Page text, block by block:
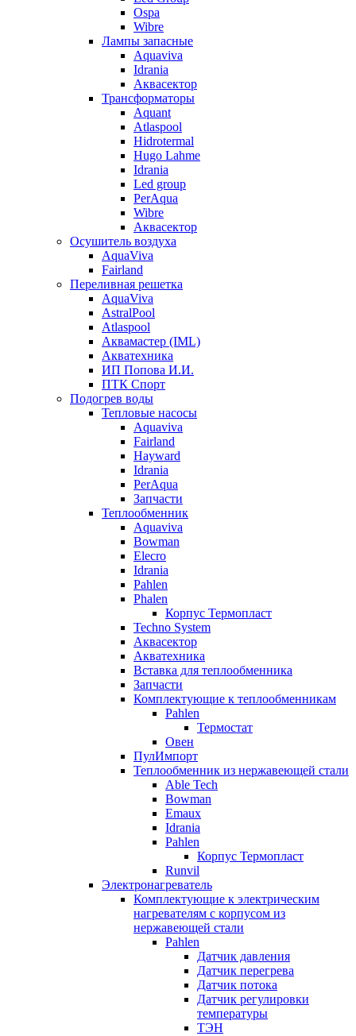
Ospa
Wibre
Лампы запасные
Aquaviva
Idrania
Аквасектор
Трансформаторы
Aquant
Atlaspool
Hidrotermal
Hugo Lahme
Idrania
Led group
PerAqua
Wibre
Аквасектор
Осушитель воздуха
AquaViva
Fairland
Переливная решетка
AquaViva
AstralPool
Atlaspool
Аквамастер (IML)
Акватехника
ИП Попова И.И.
ПТК Спорт
Подогрев воды
Тепловые насосы
Aquaviva
Fairland
Hayward
Idrania
PerAqua
Запчасти
Теплообменник
Aquaviva
Bowman
Elecro
Idrania
Pahlen
Phalen
Корпус Термопласт
Techno System
Аквасектор
Акватехника
Вставка для теплообменника
Запчасти
Комплектующие к теплообменникам
Pahlen
Термостат
Овен
ПулИмпорт
Теплообменник из нержавеющей стали
Able Tech
Bowman
Emaux
Idrania
Pahlen
Корпус Термопласт
Runvil
Электронагреватель
Комплектующие к электрическим
нагревателям с корпусом из
нержавеющей стали
Pahlen
Датчик давления
Датчик перегрева
Датчик потока
Датчик регулировки
температуры
ТЭН